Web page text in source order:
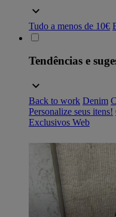
Tudo a menos de 10€
Tendências e
Back to work Denim
Personalize seus itens!
Exclusivos Web